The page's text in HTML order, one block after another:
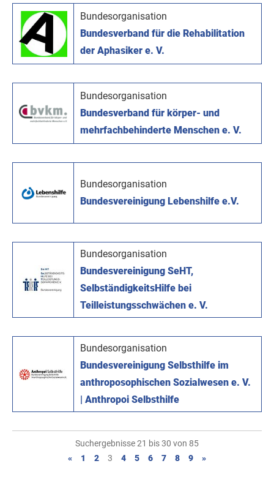
Bundesorganisation
Bundesverband für die Rehabilitation
der Aphasiker e. V.
Bundesorganisation
Bundesverband für körper- und
mehrfachbehinderte Menschen e. V.
Bundesorganisation
Bundesvereinigung Lebenshilfe e.V.
Bundesorganisation
Bundesvereinigung SeHT,
SelbständigkeitsHilfe bei
Teilleistungsschwächen e. V.
Bundesorganisation
Bundesvereinigung Selbsthilfe im
anthroposophischen Sozialwesen e. V.
| Anthropoi Selbsthilfe
Suchergebnisse 21 bis 30 von 85
«
1 2 3 4 5 6 7 8 9 »